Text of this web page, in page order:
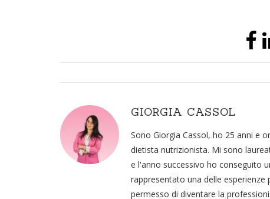
GIORGIA CASSOL
Sono Giorgia Cassol, ho 25 anni e
dietista nutrizionista. Mi sono
e l'anno successivo ho conseguito
rappresentato una delle
permesso di diventare la